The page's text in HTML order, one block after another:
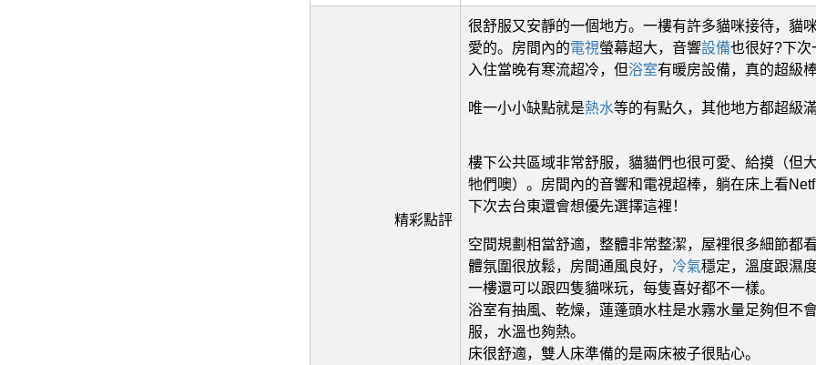
精彩點評
很舒服又安靜的一個地方。一樓有許多貓咪接待，貓
愛的。房間內的電視螢幕超大，音響設備也很好?下次
入住當晚有寒流超冷，但浴室有暖房設備，真的超級
唯一小小缺點就是熱水等的有點久，其他地方都超級
樓下公共區域非常舒服，貓貓們也很可愛、給摸（但
牠們噢）。房間內的音響和電視超棒，躺在床上看
下次去台東還會想優先選擇這裡！
空間規劃相當舒適，整體非常整潔，屋裡很多細節都
體氛圍很放鬆，房間通風良好， 冷氣穩定，溫度跟濕
一樓還可以跟四隻貓咪玩，每隻喜好都不一樣。
浴室有抽風、乾燥，蓮蓬頭水柱是水霧水量足夠但不
服，水溫也夠熱。
床很舒適，雙人床準備的是兩床被子很貼心。